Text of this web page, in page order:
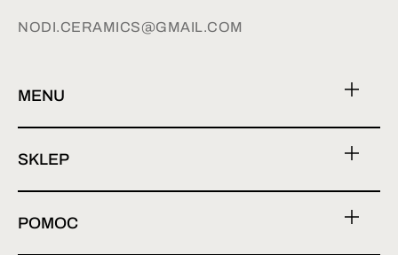
NODI.CERAMICS@GMAIL.COM
MENU
SKLEP
POMOC